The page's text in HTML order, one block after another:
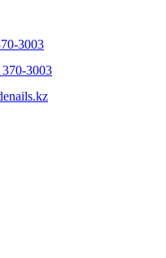
3003
3003